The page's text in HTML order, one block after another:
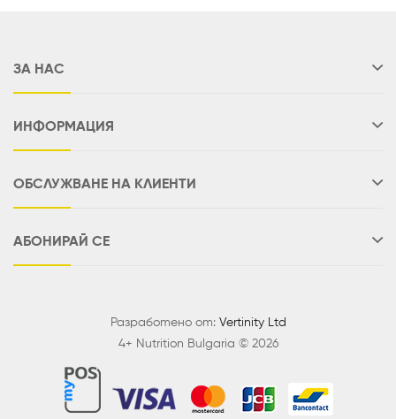
ЗА НАС
ИНФОРМАЦИЯ
ОБСЛУЖВАНЕ НА КЛИЕНТИ
АБОНИРАЙ СЕ
Разработено от: Vertinity Ltd
4+ Nutrition Bulgaria © 2026